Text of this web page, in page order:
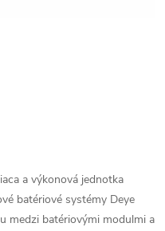
a výkonová jednotka
batériové systémy Deye
medzi batériovými modulmi a